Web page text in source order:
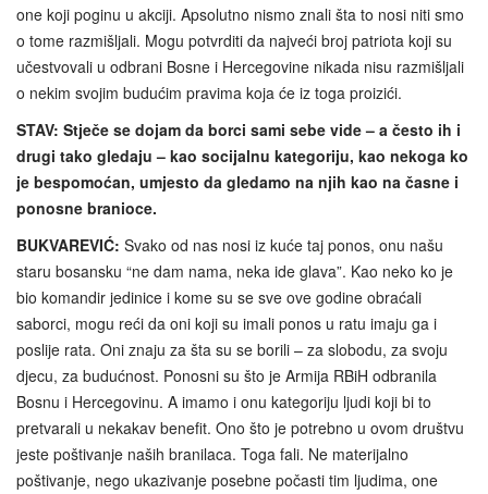
one koji poginu u akciji. Apsolutno nismo znali šta to nosi niti smo
o tome razmišljali. Mogu potvrditi da najveći broj patriota koji su
učestvovali u odbrani Bosne i Hercegovine nikada nisu razmišljali
o nekim svojim budućim pravima koja će iz toga proizići.
STAV: Stječe se dojam da borci sami sebe vide – a često ih i
drugi tako gledaju – kao socijalnu kategoriju, kao nekoga ko
je bespomoćan, umjesto da gledamo na njih kao na časne i
ponosne branioce.
BUKVAREVIĆ: Svako od nas nosi iz kuće taj ponos, onu našu
staru bosansku “ne dam nama, neka ide glava”. Kao neko ko je
bio komandir jedinice i kome su se sve ove godine obraćali
saborci, mogu reći da oni koji su imali ponos u ratu imaju ga i
poslije rata. Oni znaju za šta su se borili – za slobodu, za svoju
djecu, za budućnost. Ponosni su što je Armija RBiH odbranila
Bosnu i Hercegovinu. A imamo i onu kategoriju ljudi koji bi to
pretvarali u nekakav benefit. Ono što je potrebno u ovom društvu
jeste poštivanje naših branilaca. Toga fali. Ne materijalno
poštivanje, nego ukazivanje posebne počasti tim ljudima, one